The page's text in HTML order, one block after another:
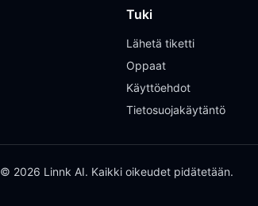
Tuki
Lähetä tiketti
Oppaat
Käyttöehdot
Tietosuojakäytäntö
© 2026 Linnk AI. Kaikki oikeudet pidätetään.